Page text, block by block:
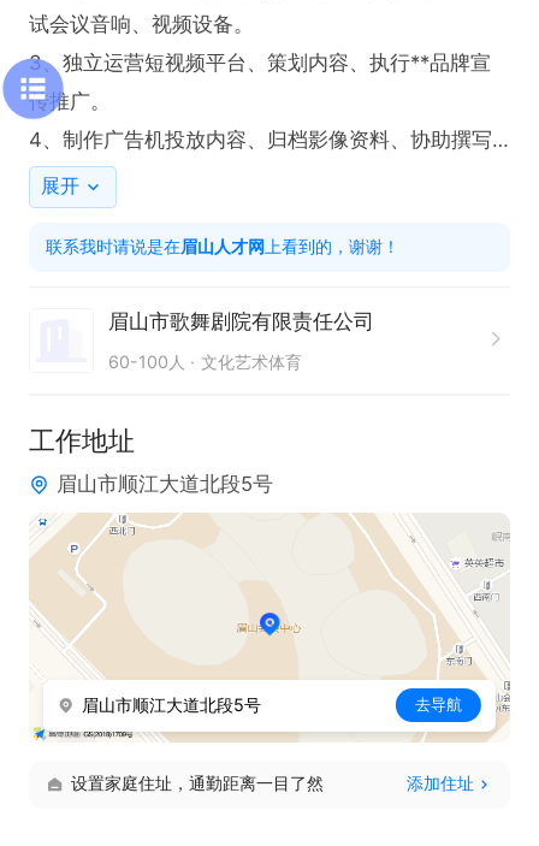
试会议音响、视频设备。
3、独立运营短视频平台、策划内容、执行**品牌宣
传推广。
4、制作广告机投放内容、归档影像资料、协助撰写
视频创意及活动策划方案。
部门协作及日常综合事务。
1、影视编导、数字媒体新媒体等相关专业、熟悉使用
PR、AE可独立完成拍摄剪辑。
力。
3、了解舞台LED、音视频设备基础调试、有演出、活
动现场经验优先。
4、网感好，有创意，可高效产出贴合品牌调性的宣
传内容。
5、工作细致负责、抗压能力强、可配合活动时间加
班。
展开
联系我时请说是在眉山人才网 上看到的，谢谢！
眉山市歌舞剧院有限责任公司
60-100人 文化艺术体育
工作地址
眉山市顺江大道北段5号
眉山市顺江大道北段5号 去导航
设置家庭住址，通勤距离一目了然 添加住址